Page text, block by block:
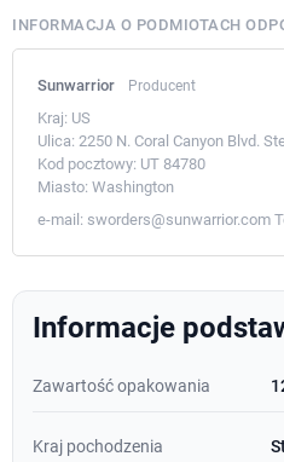
INFORMACJA O PODMIOTACH
Sunwarrior Producent
Kraj: US
Ulica: 2250 N. Coral Canyon Blvd.
Kod pocztowy: UT 84780
Miasto: Washington
e-mail: sworders@sunwarrior.com
Informacje
Zawartość opakowania
Kraj pochodzenia